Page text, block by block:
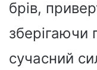
брів,
зберігаючи
сучасний